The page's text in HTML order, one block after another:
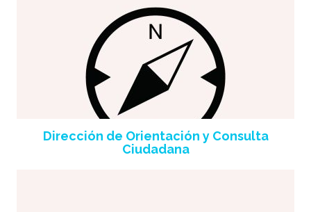
Dirección de Orientación y Consulta
Ciudadana